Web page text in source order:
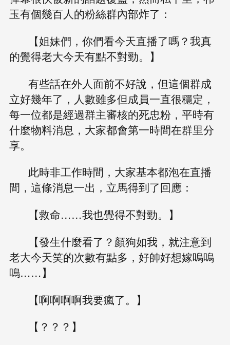
玉有個幾百人的粉絲群內部炸了：
【姐妹們，你們看今天直播了嗎？我真
的覺得老大今天有點不對勁。】
有些話在外人面前不好說，但這個群成
立好幾年了，人數雖多但成員一直很穩定，
每一位都是經過群主審核的死忠粉，平時有
什麼物料消息，大家都會第一時間在群里分
享。
此時非工作時間，大家基本都泡在直播
間，這條消息一出，立馬得到了回應：
【救命……我也覺得不對勁。】
【發生什麼看了？顏狗如我，就注意到
老大今天笑的次數有點多，好帥好想嫁嗚嗚
嗚……】
【啊啊啊啊我要瘋了。】
【？？？】